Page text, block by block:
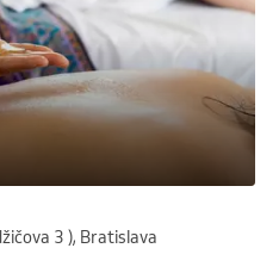
3 ), Bratislava